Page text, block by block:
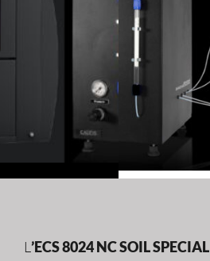
L ’ECS 8024 NC SOIL SPECIAL